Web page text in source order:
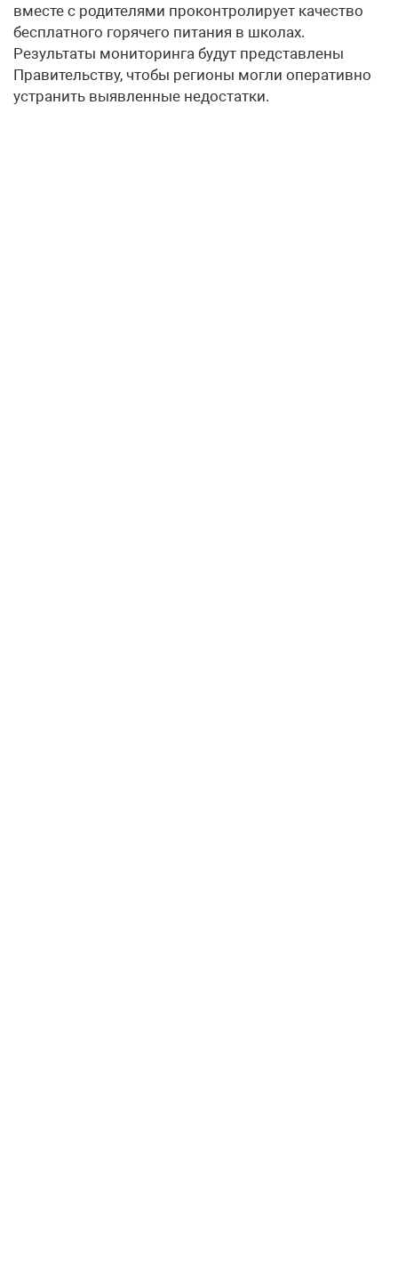
вместе с родителями проконтролирует качество
бесплатного горячего питания в школах.
Результаты мониторинга будут представлены
Правительству, чтобы регионы могли оперативно
устранить выявленные недостатки.